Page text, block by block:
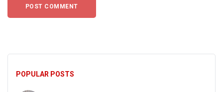
POPULAR POSTS